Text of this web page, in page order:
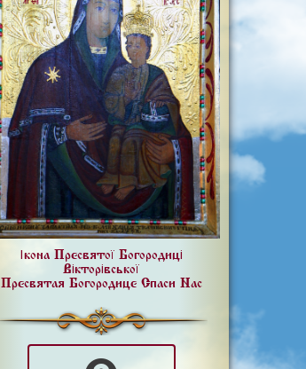
Ікона Пресвятої Богородиці
Вікторівської
Пресвятая Богородице Спаси Нас